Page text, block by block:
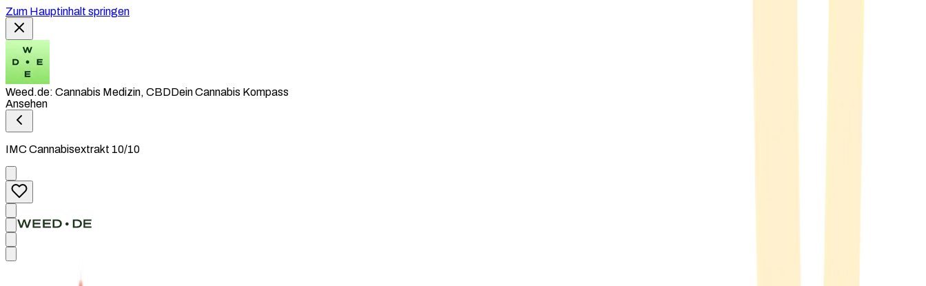
Zum Hauptinhalt springen
Weed.de: Cannabis Medizin, CBDDein Cannabis Kompass
Ansehen
IMC Cannabisextrakt 10/10